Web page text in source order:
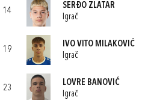
14
SERĐO ZLATAR
Igrač
19
IVO VITO MILAKOVIĆ
Igrač
23
LOVRE BANOVIĆ
Igrač